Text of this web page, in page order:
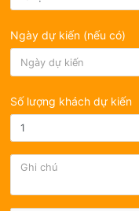
Ngày dự kiến (nếu có)
Số lượng khách dự kiến